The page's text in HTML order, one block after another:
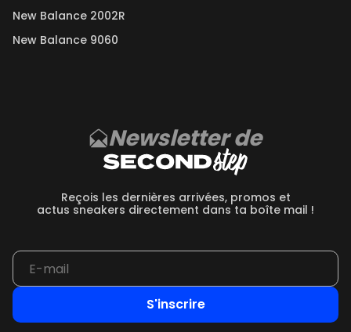
New Balance 2002R
New Balance 9060
Newsletter de
Reçois les dernières arrivées, promos et
actus sneakers directement dans ta boîte mail !
S'inscrire